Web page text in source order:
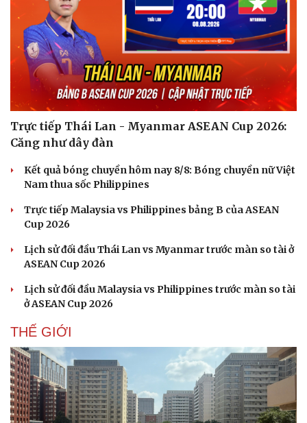
Trực tiếp Thái Lan - Myanmar ASEAN Cup 2026:
Căng như dây đàn
Kết quả bóng chuyền hôm nay 8/8: Bóng chuyền nữ Việt
Nam thua sốc Philippines
Trực tiếp Malaysia vs Philippines bảng B của ASEAN
Cup 2026
Lịch sử đối đầu Thái Lan vs Myanmar trước màn so tài ở
ASEAN Cup 2026
Lịch sử đối đầu Malaysia vs Philippines trước màn so tài
ở ASEAN Cup 2026
THẾ GIỚI